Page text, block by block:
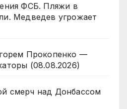
ФСБ. Пляжи в
Медведев угрожает
Прокопенко —
(08.08.2026)
смерч над Донбассом